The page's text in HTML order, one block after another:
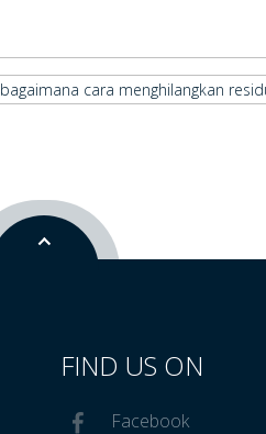
bagaimana cara menghilangkan
FIND US ON
Facebook